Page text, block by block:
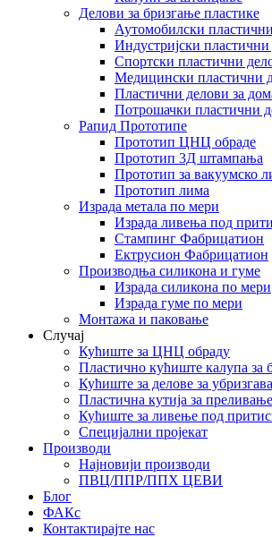
Делови за бризгање пластике
Аутомобилски
Индустријски пластични
Спортски пластични
Медицински пластични
Пластични делови за
Потрошачки пластични
Рапид Прототипе
Прототип ЦНЦ обраде
Прототип 3Д штампања
Прототип за вакуумско
Прототип лима
Израда метала по мери
Израда ливења под
Стампинг Фабрицатион
Ектрусион Фабрицатион
Производња силикона и гуме
Израда силикона по мери
Израда гуме по мери
Монтажа и паковање
Случај
Кућиште за ЦНЦ обраду
Пластично кућиште калупа за
Кућиште за делове за
Пластична кутија за преливање
Кућиште за ливење под
Специјални пројекат
Производи
Најновији производи
ПВЦ/ППР/ППХ ЦЕВИ
Блог
ФАКс
Контактирајте нас